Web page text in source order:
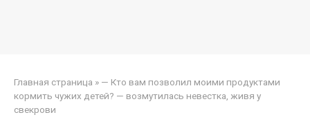
Главная страница » — Кто вам позволил моими продуктами
кормить чужих детей? — возмутилась невестка, живя у
свекрови